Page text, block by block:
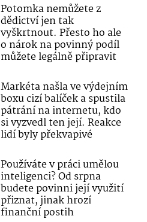
Potomka nemůžete z
dědictví jen tak
vyškrtnout. Přesto ho ale
o nárok na povinný podíl
můžete legálně připravit
Markéta našla ve výdejním
boxu cizí balíček a spustila
pátrání na internetu, kdo
si vyzvedl ten její. Reakce
lidí byly překvapivé
Používáte v práci umělou
inteligenci? Od srpna
budete povinni její využití
přiznat, jinak hrozí
finanční postih